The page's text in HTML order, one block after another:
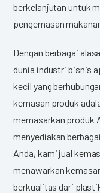
berkelanjutan untuk
pengemasan
Dengan berbagai
dunia industri bisnis
kecil yang
kemasan produk
memasarkan produk
menyediakan
Anda, kami jual
menawarkan
berkualitas dari